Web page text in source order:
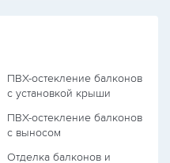
ПВХ-остекление балконов
с установкой крыши
ПВХ-остекление балконов
с выносом
Отделка балконов и